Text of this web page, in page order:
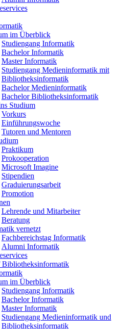
im Überblick
Studiengang Informatik
Bachelor Informatik
Master Informatik
Studiengang Medieninformatik mit
Bibliotheksinformatik
Bachelor Medieninformatik
Bachelor Bibliotheksinformatik
Studium
Vorkurs
Einführungswoche
Tutoren und Mentoren
Praktikum
Prokooperation
Microsoft Imagine
Stipendien
Graduierungsarbeit
Promotion
Lehrende und Mitarbeiter
Beratung
vernetzt
Fachbereichstag Informatik
Alumni Informatik
im Überblick
Studiengang Informatik
Bachelor Informatik
Master Informatik
Studiengang Medieninformatik und
Bibliotheksinformatik